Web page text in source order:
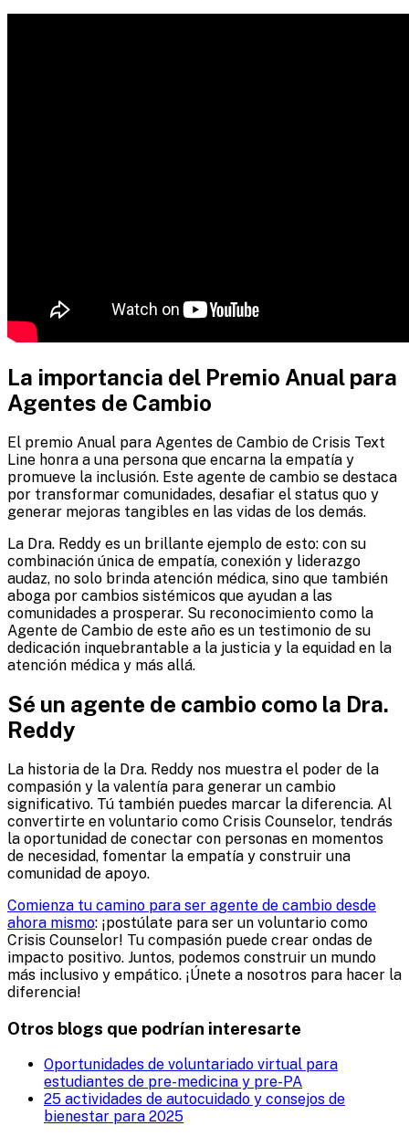
La importancia del Premio Anual para
Agentes de Cambio
El premio Anual para Agentes de Cambio de Crisis Text
Line honra a una persona que encarna la empatía y
promueve la inclusión. Este agente de cambio se destaca
por transformar comunidades, desafiar el status quo y
generar mejoras tangibles en las vidas de los demás.
La Dra. Reddy es un brillante ejemplo de esto: con su
combinación única de empatía, conexión y liderazgo
audaz, no solo brinda atención médica, sino que también
aboga por cambios sistémicos que ayudan a las
comunidades a prosperar. Su reconocimiento como la
Agente de Cambio de este año es un testimonio de su
dedicación inquebrantable a la justicia y la equidad en la
atención médica y más allá.
Sé un agente de cambio como la Dra.
Reddy
La historia de la Dra. Reddy nos muestra el poder de la
compasión y la valentía para generar un cambio
significativo. Tú también puedes marcar la diferencia. Al
convertirte en voluntario como Crisis Counselor, tendrás
la oportunidad de conectar con personas en momentos
de necesidad, fomentar la empatía y construir una
comunidad de apoyo.
Comienza tu camino para ser agente de cambio desde
ahora mismo: ¡postúlate para ser un voluntario como
Crisis Counselor! Tu compasión puede crear ondas de
impacto positivo. Juntos, podemos construir un mundo
más inclusivo y empático. ¡Únete a nosotros para hacer la
diferencia!
Otros blogs que podrían interesarte
Oportunidades de voluntariado virtual para
estudiantes de pre-medicina y pre-PA
25 actividades de autocuidado y consejos de
bienestar para 2025